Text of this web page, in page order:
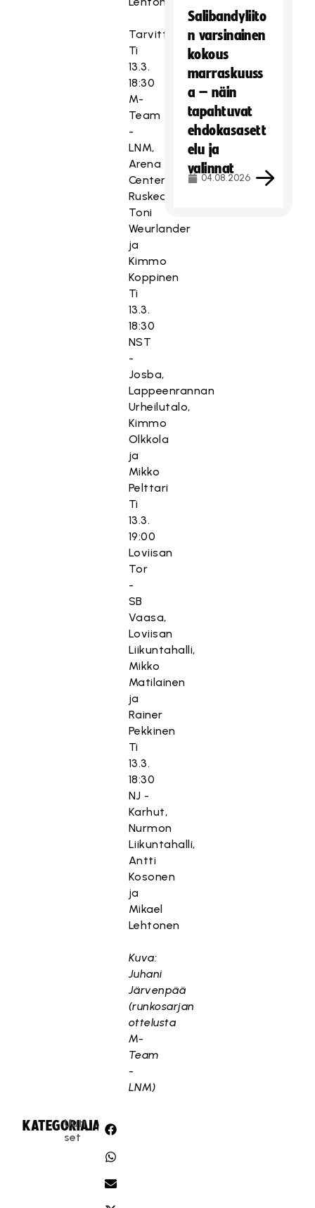
Tarvittaessa
Ti
13.3.
18:30
M-
Team
-
LNM,
Arena
Center
Ruskeasuo,
Toni
Weurlander
ja
Kimmo
Koppinen
Ti
13.3.
18:30
NST
-
Josba,
Lappeenrannan
Urheilutalo,
Kimmo
Olkkola
ja
Mikko
Pelttari
Ti
13.3.
19:00
Loviisan
Tor
-
SB
Vaasa,
Loviisan
Liikuntahalli,
Mikko
Matilainen
ja
Rainer
Pekkinen
Ti
13.3.
18:30
NJ -
Karhut,
Nurmon
Liikuntahalli,
Antti
Kosonen
ja
Mikael
Lehtonen
Kuva:
Juhani
Järvenpää
(runkosarjan
ottelusta
M-
Team
-
LNM)
KATEGORIA:
Uuti
set
JAA:
Salibandyliito
n varsinainen
kokous
marraskuuss
a – näin
tapahtuvat
ehdokasasett
elu ja
valinnat
04.08.2026